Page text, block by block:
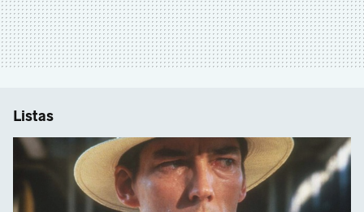
Listas